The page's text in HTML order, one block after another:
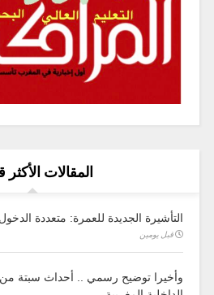
المقالات الأكثر
التأشيرة الجديدة للعمرة: متعددة
قبل يومين
وأخيرا توضيح رسمي .. أحداث سبتة